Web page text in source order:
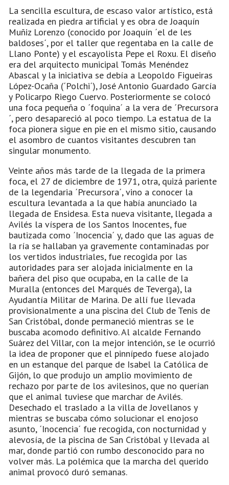
La sencilla escultura, de escaso valor artístico, está
realizada en piedra artificial y es obra de Joaquín
Muñiz Lorenzo (conocido por Joaquín ´el de les
baldoses´, por el taller que regentaba en la calle de
Llano Ponte) y el escayolista Pepe el Roxu. El diseño
era del arquitecto municipal Tomás Menéndez
Abascal y la iniciativa se debía a Leopoldo Figueiras
López-Ocaña (´Polchi´), José Antonio Guardado García
y Policarpo Riego Cuervo. Posteriormente se colocó
una foca pequeña o ´foquina´ a la vera de ´Precursora
´, pero desapareció al poco tiempo. La estatua de la
foca pionera sigue en pie en el mismo sitio, causando
el asombro de cuantos visitantes descubren tan
singular monumento.
Veinte años más tarde de la llegada de la primera
foca, el 27 de diciembre de 1971, otra, quizá pariente
de la legendaria ´Precursora´, vino a conocer la
escultura levantada a la que había anunciado la
llegada de Ensidesa. Esta nueva visitante, llegada a
Avilés la víspera de los Santos Inocentes, fue
bautizada como ´Inocencia´ y, dado que las aguas de
la ría se hallaban ya gravemente contaminadas por
los vertidos industriales, fue recogida por las
autoridades para ser alojada inicialmente en la
bañera del piso que ocupaba, en la calle de la
Muralla (entonces del Marqués de Teverga), la
Ayudantía Militar de Marina. De allí fue llevada
provisionalmente a una piscina del Club de Tenis de
San Cristóbal, donde permaneció mientras se le
buscaba acomodo definitivo. Al alcalde Fernando
Suárez del Villar, con la mejor intención, se le ocurrió
la idea de proponer que el pinnípedo fuese alojado
en un estanque del parque de Isabel la Católica de
Gijón, lo que produjo un amplio movimiento de
rechazo por parte de los avilesinos, que no querían
que el animal tuviese que marchar de Avilés.
Desechado el traslado a la villa de Jovellanos y
mientras se buscaba cómo solucionar el enojoso
asunto, ´Inocencia´ fue recogida, con nocturnidad y
alevosía, de la piscina de San Cristóbal y llevada al
mar, donde partió con rumbo desconocido para no
volver más. La polémica que la marcha del querido
animal provocó duró semanas.